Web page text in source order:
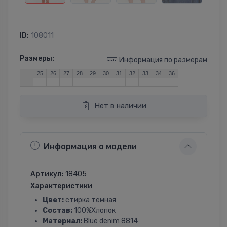
ID: 108011
Размеры: Информация по размерам
25 26 27 28 29 30 31 32 33 34 36
Нет в наличии
Информация о модели
Артикул: 18405
Характеристики
Цвет: стирка темная
Состав: 100%Хлопок
Материал: Blue denim 8814